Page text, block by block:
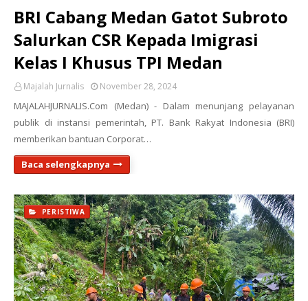
BRI Cabang Medan Gatot Subroto
Salurkan CSR Kepada Imigrasi
Kelas I Khusus TPI Medan
Majalah Jurnalis November 28, 2024
MAJALAHJURNALIS.Com (Medan) - Dalam menunjang pelayanan
publik di instansi pemerintah, PT. Bank Rakyat Indonesia (BRI)
memberikan bantuan Corporat…
Baca selengkapnya
PERISTIWA